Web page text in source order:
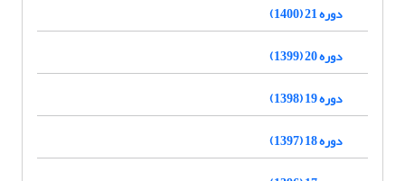
دوره 21 (1400)
دوره 20 (1399)
دوره 19 (1398)
دوره 18 (1397)